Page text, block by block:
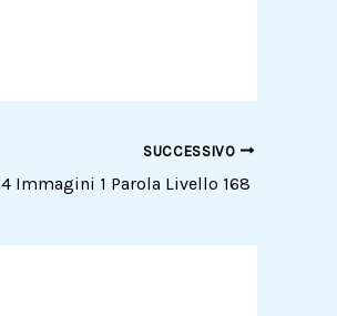
SUCCESSIVO
4 Immagini 1 Parola Livello 168